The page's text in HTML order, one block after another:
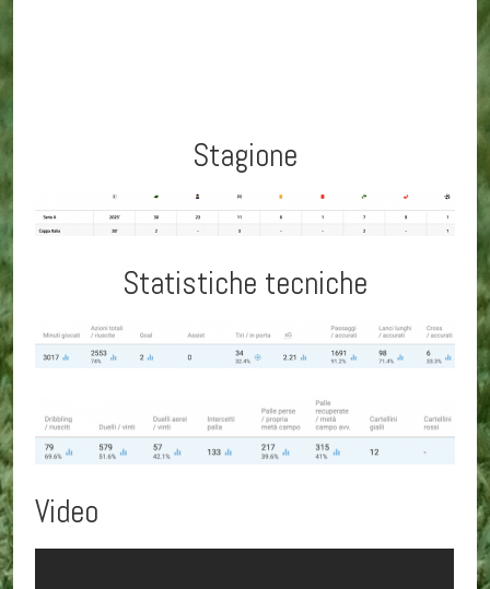
Stagione
Statistiche tecniche
Video